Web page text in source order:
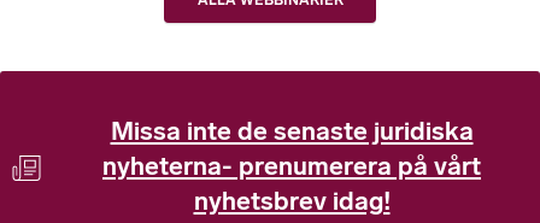
Missa inte de senaste juridiska
nyheterna- prenumerera på vårt
nyhetsbrev idag!